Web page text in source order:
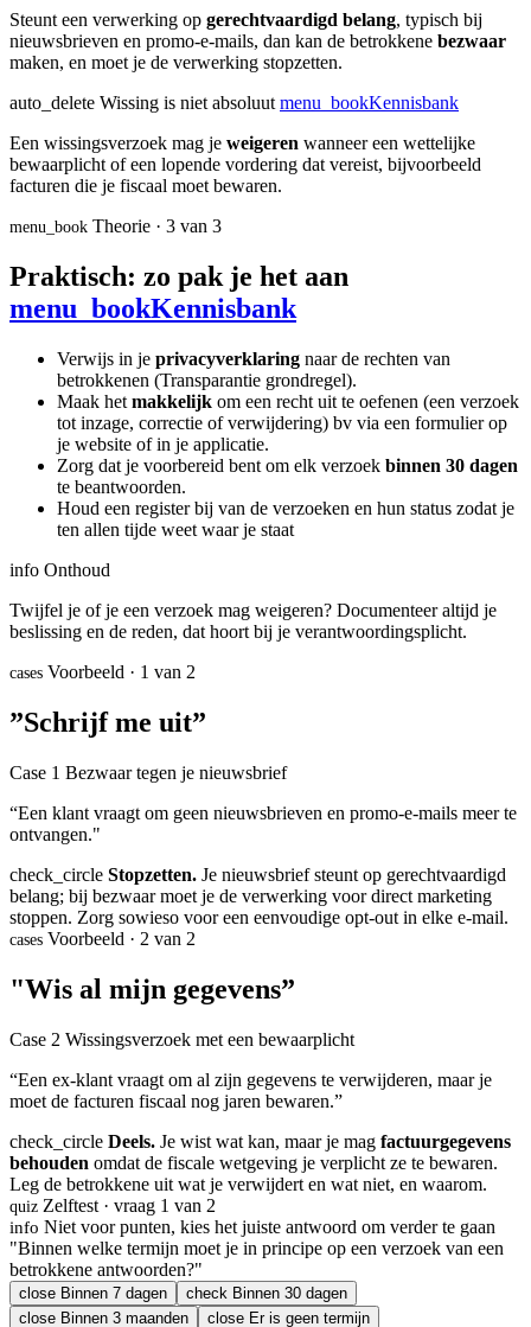
Steunt een verwerking op gerechtvaardigd belang, typisch bij
nieuwsbrieven en promo-e-mails, dan kan de betrokkene bezwaar
maken, en moet je de verwerking stopzetten.
auto_delete Wissing is niet absoluut menu_bookKennisbank
Een wissingsverzoek mag je weigeren wanneer een wettelijke
bewaarplicht of een lopende vordering dat vereist, bijvoorbeeld
facturen die je fiscaal moet bewaren.
menu_book Theorie · 3 van 3
Praktisch: zo pak je het aan
menu_bookKennisbank
Verwijs in je privacyverklaring naar de rechten van
betrokkenen (Transparantie grondregel).
Maak het makkelijk om een recht uit te oefenen (een verzoek
tot inzage, correctie of verwijdering) bv via een formulier op
je website of in je applicatie.
Zorg dat je voorbereid bent om elk verzoek binnen 30 dagen
te beantwoorden.
Houd een register bij van de verzoeken en hun status zodat je
ten allen tijde weet waar je staat
info Onthoud
Twijfel je of je een verzoek mag weigeren? Documenteer altijd je
beslissing en de reden, dat hoort bij je verantwoordingsplicht.
cases Voorbeeld · 1 van 2
”Schrijf me uit”
Case 1 Bezwaar tegen je nieuwsbrief
“Een klant vraagt om geen nieuwsbrieven en promo-e-mails meer te
ontvangen."
check_circle Stopzetten. Je nieuwsbrief steunt op gerechtvaardigd
belang; bij bezwaar moet je de verwerking voor direct marketing
stoppen. Zorg sowieso voor een eenvoudige opt-out in elke e-mail.
cases Voorbeeld · 2 van 2
"Wis al mijn gegevens”
Case 2 Wissingsverzoek met een bewaarplicht
“Een ex-klant vraagt om al zijn gegevens te verwijderen, maar je
moet de facturen fiscaal nog jaren bewaren.”
check_circle Deels. Je wist wat kan, maar je mag factuurgegevens
behouden omdat de fiscale wetgeving je verplicht ze te bewaren.
Leg de betrokkene uit wat je verwijdert en wat niet, en waarom.
quiz Zelftest · vraag 1 van 2
info Niet voor punten, kies het juiste antwoord om verder te gaan
"Binnen welke termijn moet je in principe op een verzoek van een
betrokkene antwoorden?"
close Binnen 7 dagen check Binnen 30 dagen
close Binnen 3 maanden close Er is geen termijn